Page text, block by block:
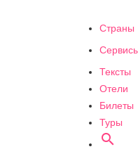
Страны
Тексты
Отели
Билеты
Туры
